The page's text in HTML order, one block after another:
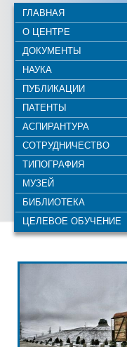
ГЛАВНАЯ
О ЦЕНТРЕ
ДОКУМЕНТЫ
НАУКА
ПУБЛИКАЦИИ
ПАТЕНТЫ
АСПИРАНТУРА
СОТРУДНИЧЕСТВО
ТИПОГРАФИЯ
МУЗЕЙ
БИБЛИОТЕКА
ЦЕЛЕВОЕ ОБУЧЕНИЕ